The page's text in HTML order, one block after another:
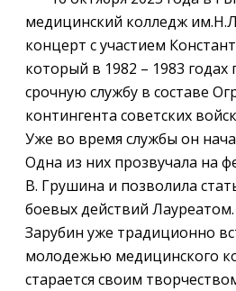
медицинский колледж
концерт с участием
который в 1982 – 1983 годах
срочную службу в составе
контингента советских
Уже во время службы он
Одна из них прозвучала на
В. Грушина и позволила
боевых действий
Зарубин уже традиционно
молодежью медицинского
старается своим